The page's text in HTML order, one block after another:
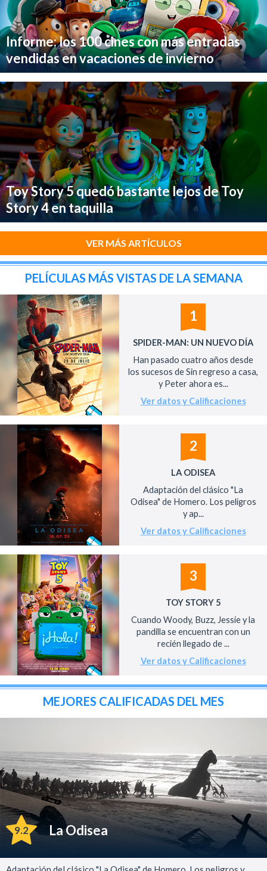
Informe: los 100 cines con más entradas
vendidas en vacaciones de invierno
Toy Story 5 quedó bastante lejos de Toy
Story 4 en taquilla
VER MÁS ARTÍCULOS
PELÍCULAS MÁS VISTAS DE LA SEMANA
1
SPIDER-MAN: UN NUEVO DÍA
Han pasado cuatro años desde
los sucesos de Sin regreso a casa,
y Peter ahora es...
Ver datos y Calificaciones
2
LA ODISEA
Adaptación del clásico "La
Odisea" de Homero. Los peligros
y ap...
Ver datos y Calificaciones
3
TOY STORY 5
Cuando Woody, Buzz, Jessie y la
pandilla se encuentran con un
recién llegado de ...
Ver datos y Calificaciones
MEJORES CALIFICADAS DEL MES
9.2 La Odisea